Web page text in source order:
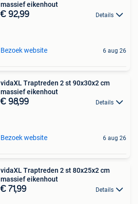
massief eikenhout
€ 92,99 Details
Bezoek website 6 aug 26
vidaXL Traptreden 2 st 90x30x2 cm
massief eikenhout
€ 98,99 Details
Bezoek website 6 aug 26
vidaXL Traptreden 2 st 80x25x2 cm
massief eikenhout
€ 71,99 Details